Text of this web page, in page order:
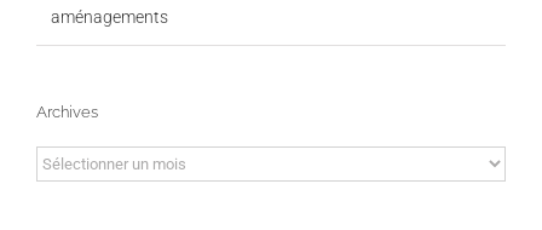
aménagements
Archives
Archives